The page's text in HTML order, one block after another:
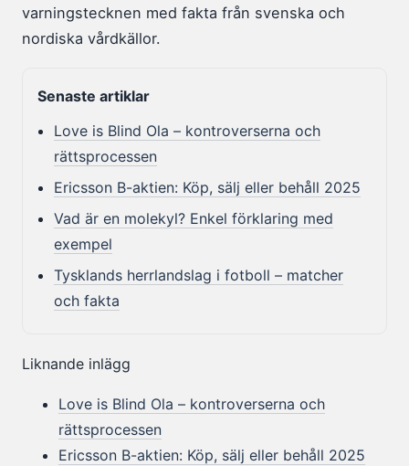
varningstecknen med fakta från svenska och
nordiska vårdkällor.
Senaste artiklar
Love is Blind Ola – kontroverserna och
rättsprocessen
Ericsson B-aktien: Köp, sälj eller behåll 2025
Vad är en molekyl? Enkel förklaring med
exempel
Tysklands herrlandslag i fotboll – matcher
och fakta
Liknande inlägg
Love is Blind Ola – kontroverserna och
rättsprocessen
Ericsson B-aktien: Köp, sälj eller behåll 2025